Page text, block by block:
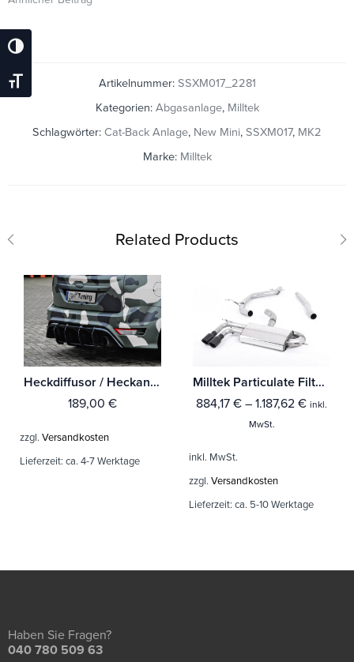
Umschalten Auf Hohe Kontraste
Schrift VergrößernArtikelnummer: SSXM017_2281
Kategorien: Abgasanlage, Milltek
Schlagwörter: Cat-Back Anlage, New Mini, SSXM017, MK2
Marke: Milltek
Related Products
Heckdiffusor / Heckansatz für Ford Focus 2 RS DA3 Bj: 2009-2010
189,00 €
zzgl. Versandkosten
Lieferzeit: ca. 4-7 Werktage
Milltek Particulate Filter-back Audi A3 2.0 TDI 170PS 2WD 3-Türer DPF
884,17 € – 1.187,62 € inkl.
MwSt.
inkl. MwSt.
zzgl. Versandkosten
Lieferzeit: ca. 5-10 Werktage
Haben Sie Fragen?
040 780 509 63